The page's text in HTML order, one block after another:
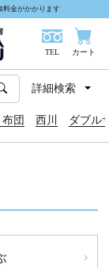
金がかかります
TEL カート
団 西川 ダブル
詳細検索